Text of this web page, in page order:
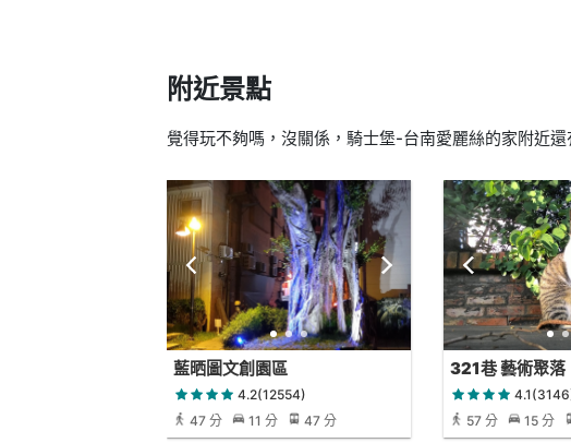
附近景點
覺得玩不夠嗎，沒關係，騎士堡-台南愛麗絲的家附近
藍晒圖文創園區
4.2(12554)
47 分
11 分 47 分
321巷 藝術聚落
57 分
15 分